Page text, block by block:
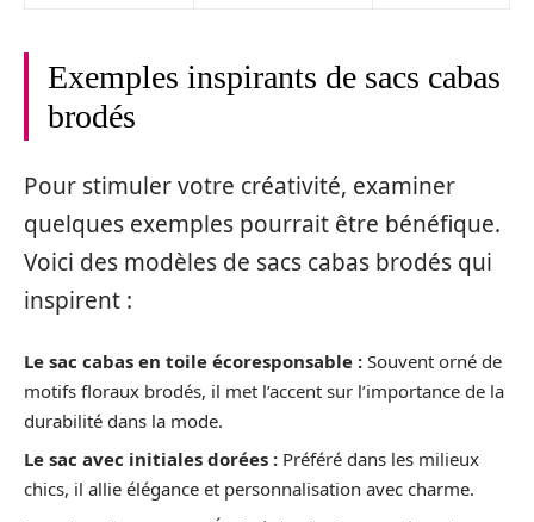
Exemples inspirants de sacs cabas
brodés
Pour stimuler votre créativité, examiner
quelques exemples pourrait être bénéfique.
Voici des modèles de sacs cabas brodés qui
inspirent :
Le sac cabas en toile écoresponsable : Souvent orné de
motifs floraux brodés, il met l’accent sur l’importance de la
durabilité dans la mode.
Le sac avec initiales dorées : Préféré dans les milieux
chics, il allie élégance et personnalisation avec charme.